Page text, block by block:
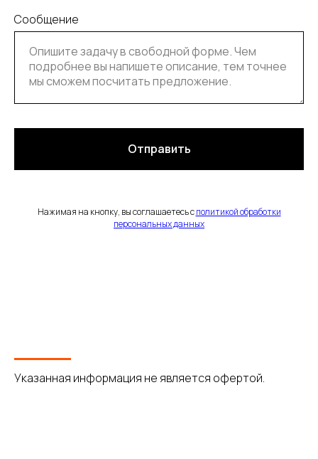
Сообщение
Отправить
Нажимая на кнопку, вы соглашаетесь сполитикой обработки
персональных данных
Указанная информация не является офертой.